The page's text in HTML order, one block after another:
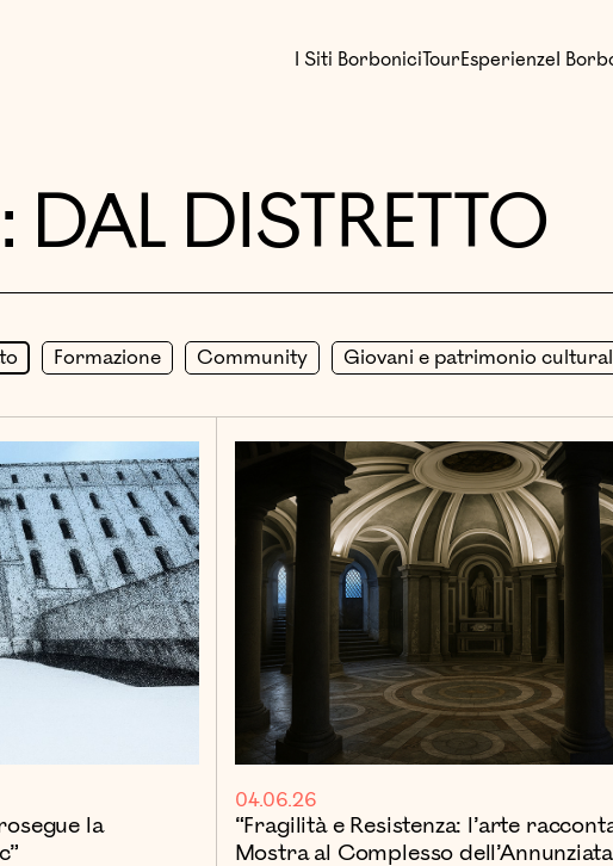
I Siti BorboniciTourEsperienze I
DAL DISTRETTO
Formazione Community Giovani e patrimonio
la
04.06.26
“Fragilità e Resistenza: l’arte racconta
Mostra al Complesso dell’Annunziata